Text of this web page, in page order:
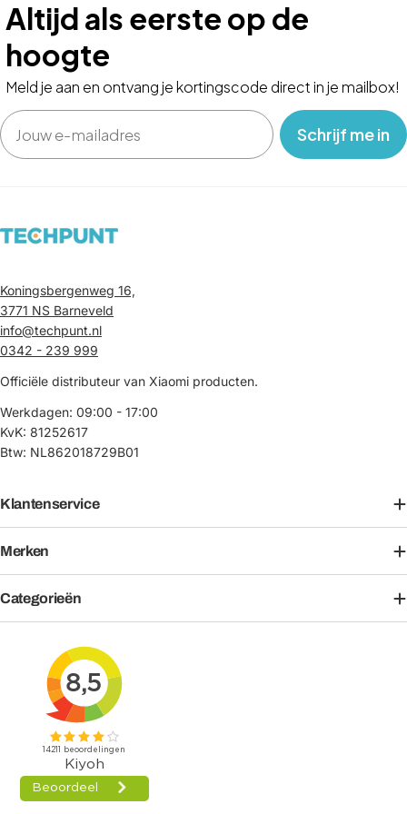
Altijd als eerste op de
hoogte
Meld je aan en ontvang je kortingscode direct in je mailbox!
Email
‎ ‎ ‎ Schrijf me in‎ ‎ ‎ ‎
Koningsbergenweg 16,
3771 NS Barneveld
info@techpunt.nl
0342 - 239 999
Officiële distributeur van Xiaomi producten.
Werkdagen: 09:00 - 17:00
KvK: 81252617
Btw: NL862018729B01
Klantenservice
Merken
Categorieën